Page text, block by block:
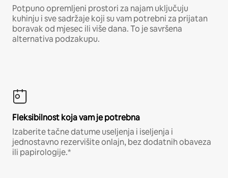
Potpuno opremljeni prostori za najam uključuju
kuhinju i sve sadržaje koji su vam potrebni za prijatan
boravak od mjesec ili više dana. To je savršena
alternativa podzakupu.
Fleksibilnost koja vam je potrebna
Izaberite tačne datume useljenja i iseljenja i
jednostavno rezervišite onlajn, bez dodatnih obaveza
ili papirologije.*